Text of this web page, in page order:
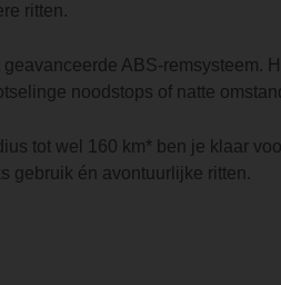
ritten.
ABS-remsysteem.
noodstops of natte
tot wel 160 km* ben je klaar
gebruik én avontuurlijke ritten.